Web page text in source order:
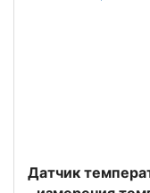
Датчик